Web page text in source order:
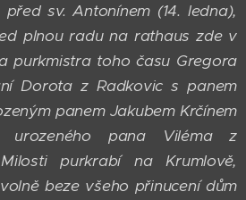
sv. Antonínem (14. ledna),
plnou radu na rathaus zde v
purkmistra toho času Gregora
Dorota z Radkovic s panem
panem Jakubem Krčínem
urozeného pana Viléma z
purkrabí na Krumlově,
beze všeho přinucení dům